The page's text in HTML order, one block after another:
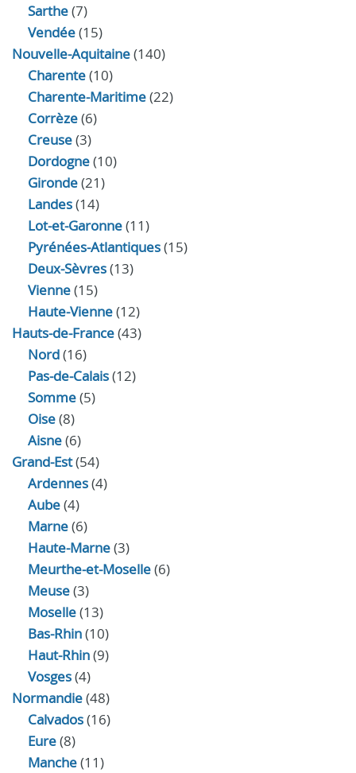
Sarthe(7)
Vendée(15)
Nouvelle-Aquitaine(140)
Charente(10)
Charente-Maritime(22)
Corrèze(6)
Creuse(3)
Dordogne(10)
Gironde(21)
Landes(14)
Lot-et-Garonne(11)
Pyrénées-Atlantiques(15)
Deux-Sèvres(13)
Vienne(15)
Haute-Vienne(12)
Hauts-de-France(43)
Nord(16)
Pas-de-Calais(12)
Somme(5)
Oise(8)
Aisne(6)
Grand-Est(54)
Ardennes(4)
Aube(4)
Marne(6)
Haute-Marne(3)
Meurthe-et-Moselle(6)
Meuse(3)
Moselle(13)
Bas-Rhin(10)
Haut-Rhin(9)
Vosges(4)
Normandie(48)
Calvados(16)
Eure(8)
Manche(11)